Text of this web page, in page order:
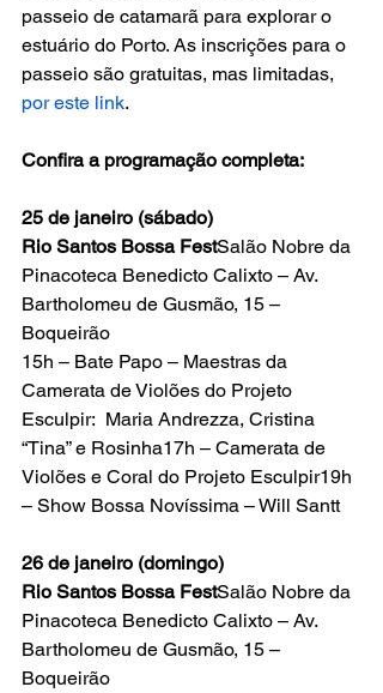
passeio de catamarã para explorar o
estuário do Porto. As inscrições para o
passeio são gratuitas, mas limitadas,
por este link.
Confira a programação completa:
25 de janeiro (sábado)
Rio Santos Bossa FestSalão Nobre da
Pinacoteca Benedicto Calixto – Av.
Bartholomeu de Gusmão, 15 –
Boqueirão
15h – Bate Papo – Maestras da
Camerata de Violões do Projeto
Esculpir:  Maria Andrezza, Cristina
“Tina” e Rosinha17h – Camerata de
Violões e Coral do Projeto Esculpir19h
– Show Bossa Novíssima – Will Santt
26 de janeiro (domingo)
Rio Santos Bossa FestSalão Nobre da
Pinacoteca Benedicto Calixto – Av.
Bartholomeu de Gusmão, 15 –
Boqueirão